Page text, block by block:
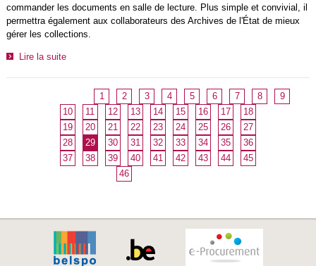
commander les documents en salle de lecture. Plus simple et convivial, il
permettra également aux collaborateurs des Archives de l'État de mieux
gérer les collections.
Lire la suite
1 2 3 4 5 6 7 8
9
10
11 12 13 14 15 16 17
18
19
20 21 22 23 24 25 26
27
28
29 30 31 32 33 34 35
36
37
38 39 40 41 42 43 44
45
46